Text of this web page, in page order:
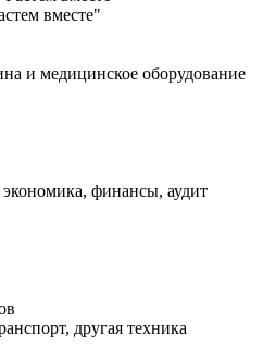
вмес­те"
и медицинское оборудование
экономика, финансы, аудит
другая техника